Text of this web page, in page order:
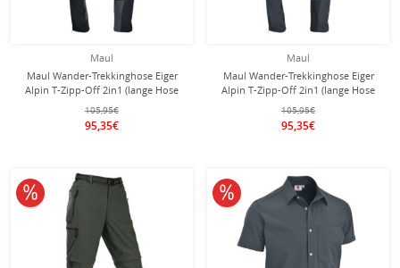
Maul
Maul Wander-Trekkinghose Eiger
Alpin T-Zipp-Off 2in1 (lange Hose
und Bermudas in einem)
schwarz/grau Herren
105,95€
95,35€
Maul
Maul Wander-Trekkinghose Eiger
Alpin T-Zipp-Off 2in1 (lange Hose
und Bermudas in einem)
dunkelgrau Herren
105,95€
95,35€
10% reduziert 10% reduziert